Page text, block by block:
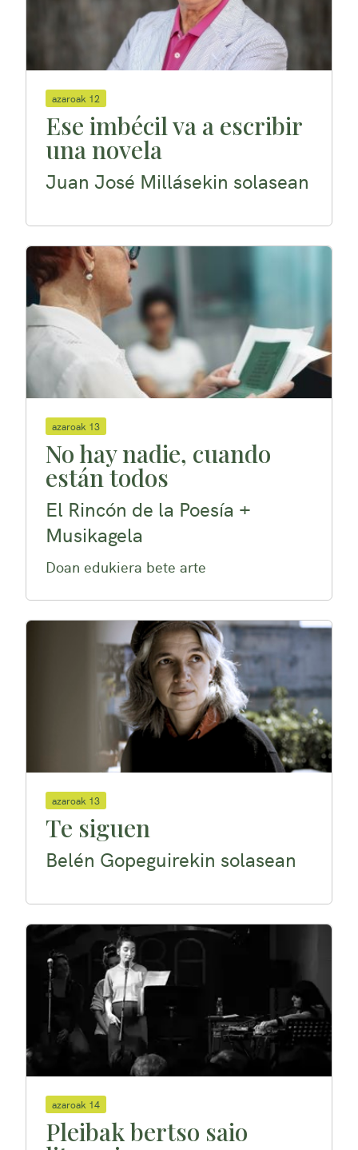
azaroak 12
Ese imbécil va a escribir
una novela
Juan José Millásekin solasean
azaroak 13
No hay nadie, cuando
están todos
El Rincón de la Poesía +
Musikagela
Doan edukiera bete arte
azaroak 13
Te siguen
Belén Gopeguirekin solasean
azaroak 14
Pleibak bertso saio